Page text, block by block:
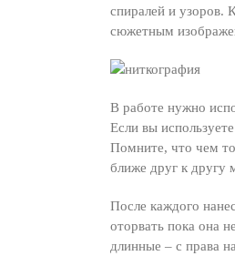
спиралей и узоров.
сюжетным
В работе нужно
Если вы
Помните, что чем
ближе друг к
После каждого
оторвать пока она
длинные – с права